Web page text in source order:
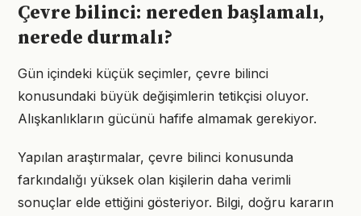
Çevre bilinci: nereden başlamalı,
nerede durmalı?
Gün içindeki küçük seçimler, çevre bilinci
konusundaki büyük değişimlerin tetikçisi oluyor.
Alışkanlıkların gücünü hafife almamak gerekiyor.
Yapılan araştırmalar, çevre bilinci konusunda
farkındalığı yüksek olan kişilerin daha verimli
sonuçlar elde ettiğini gösteriyor. Bilgi, doğru kararın